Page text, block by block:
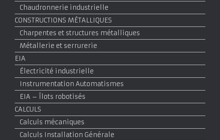
Chaudronnerie industrielle
CONSTRUCTIONS MÉTALLIQUES
Charpentes et structures métalliques
Métallerie et serrurerie
EIA
Électricité industrielle
Instrumentation Automatismes
EIA – Îlots robotisés
CALCULS
Calculs mécaniques
Calculs Installation Générale